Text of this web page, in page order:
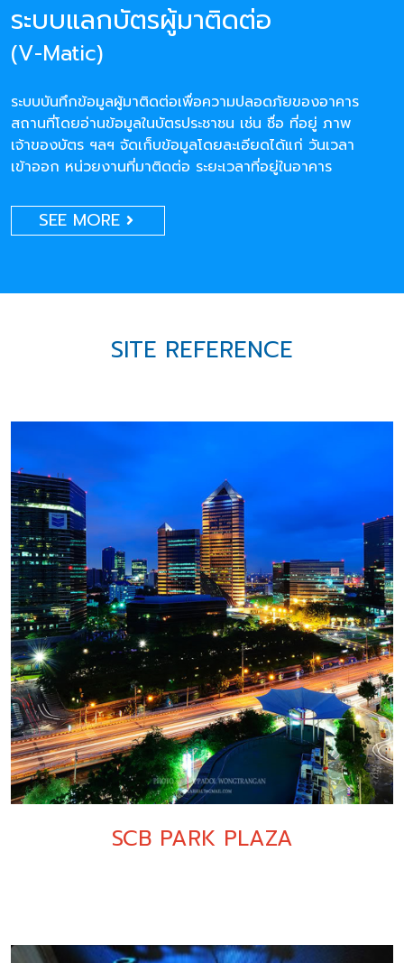
ระบบแลกบัตรผู้มาติดต่อ
(V-Matic)
ระบบบันทึกข้อมูลผู้มาติดต่อเพื่อความปลอดภัยของอาคาร
สถานที่โดยอ่านข้อมูลในบัตรประชาชน เช่น ชื่อ ที่อยู่ ภาพ
เจ้าของบัตร ฯลฯ จัดเก็บข้อมูลโดยละเอียดได้แก่ วันเวลา
เข้าออก หน่วยงานที่มาติดต่อ ระยะเวลาที่อยู่ในอาคาร
SEE MORE
SITE REFERENCE
SCB PARK PLAZA